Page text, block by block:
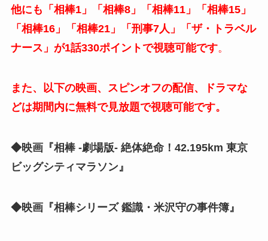
他にも「相棒1」「相棒8」「相棒11」「相棒15」
「相棒16」「相棒21」「刑事7人」「ザ・トラベル
ナース」が1話330ポイントで視聴可能です。
また、以下の映画、スピンオフの配信、ドラマな
どは期間内に無料で見放題で視聴可能です。
◆映画『相棒 -劇場版- 絶体絶命！42.195km 東京
ビッグシティマラソン』
◆映画『相棒シリーズ 鑑識・米沢守の事件簿』